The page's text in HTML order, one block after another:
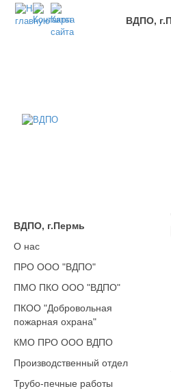
ВДПО,
ВДПО, г.Пермь
О нас
ПРО ООО "ВДПО"
ПМО ПКО ООО "ВДПО"
ПКОО "Добровольная
пожарная охрана"
КМО ПРО ООО ВДПО
Производственный отдел
Трубо-печные работы